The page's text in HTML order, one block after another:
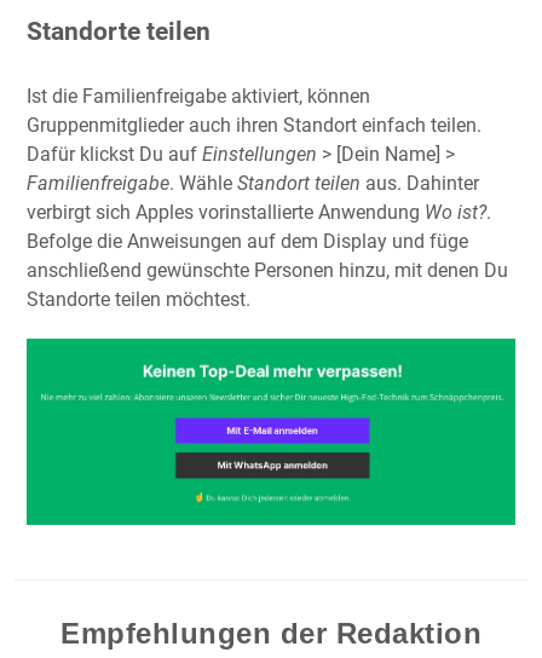
Standorte teilen
Ist die Familienfreigabe aktiviert, können
Gruppenmitglieder auch ihren Standort einfach teilen.
Dafür klickst Du auf Einstellungen > [Dein Name] >
Familienfreigabe. Wähle Standort teilen aus. Dahinter
verbirgt sich Apples vorinstallierte Anwendung Wo ist?.
Befolge die Anweisungen auf dem Display und füge
anschließend gewünschte Personen hinzu, mit denen Du
Standorte teilen möchtest.
Empfehlungen der Redaktion